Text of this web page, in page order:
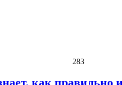
283
как правильно